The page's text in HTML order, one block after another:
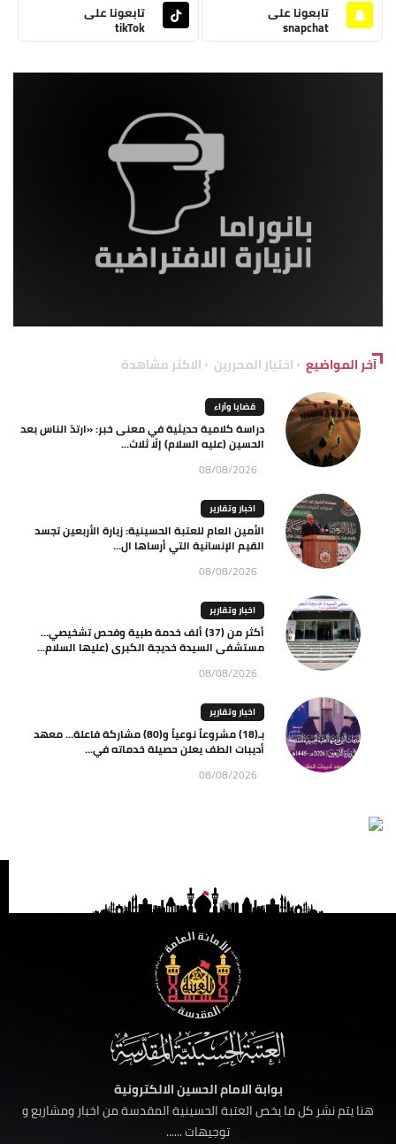
تابعونا على
snapchat
تابعونا على
tikTok
آخر المواضيع اختيار المحررين الاكثر مشاهدة
قضايا وآراء
دراسة كلامية حديثية في معنى خبر: «ارتدّ الناس بعد
الحسين (عليه السلام) إلّا ثلاث...
08/08/2026
اخبار وتقارير
الأمين العام للعتبة الحسينية: زيارة الأربعين تجسد
القيم الإنسانية التي أرساها ال...
08/08/2026
اخبار وتقارير
أكثر من (37) ألف خدمة طبية وفحص تشخيصي…
مستشفى السيدة خديجة الكبرى (عليها السلام...
08/08/2026
اخبار وتقارير
بـ(18) مشروعاً نوعياً و(80) مشاركة فاعلة… معهد
أديبات الطف يعلن حصيلة خدماته في...
08/08/2026
بوابة الامام الحسين الالكترونية
هنا يتم نشر كل ما يخص العتبة الحسينية المقدسة من اخبار ومشاريع و
توجيهات ......